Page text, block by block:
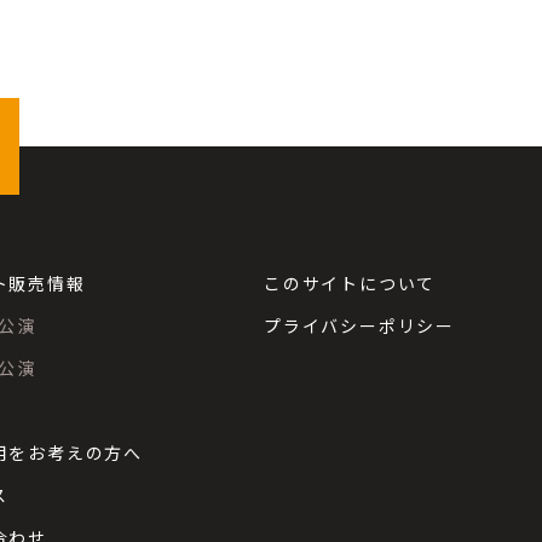
販売情報
演
演
をお考えの方へ
このサイトについて
プライバシーポリシー